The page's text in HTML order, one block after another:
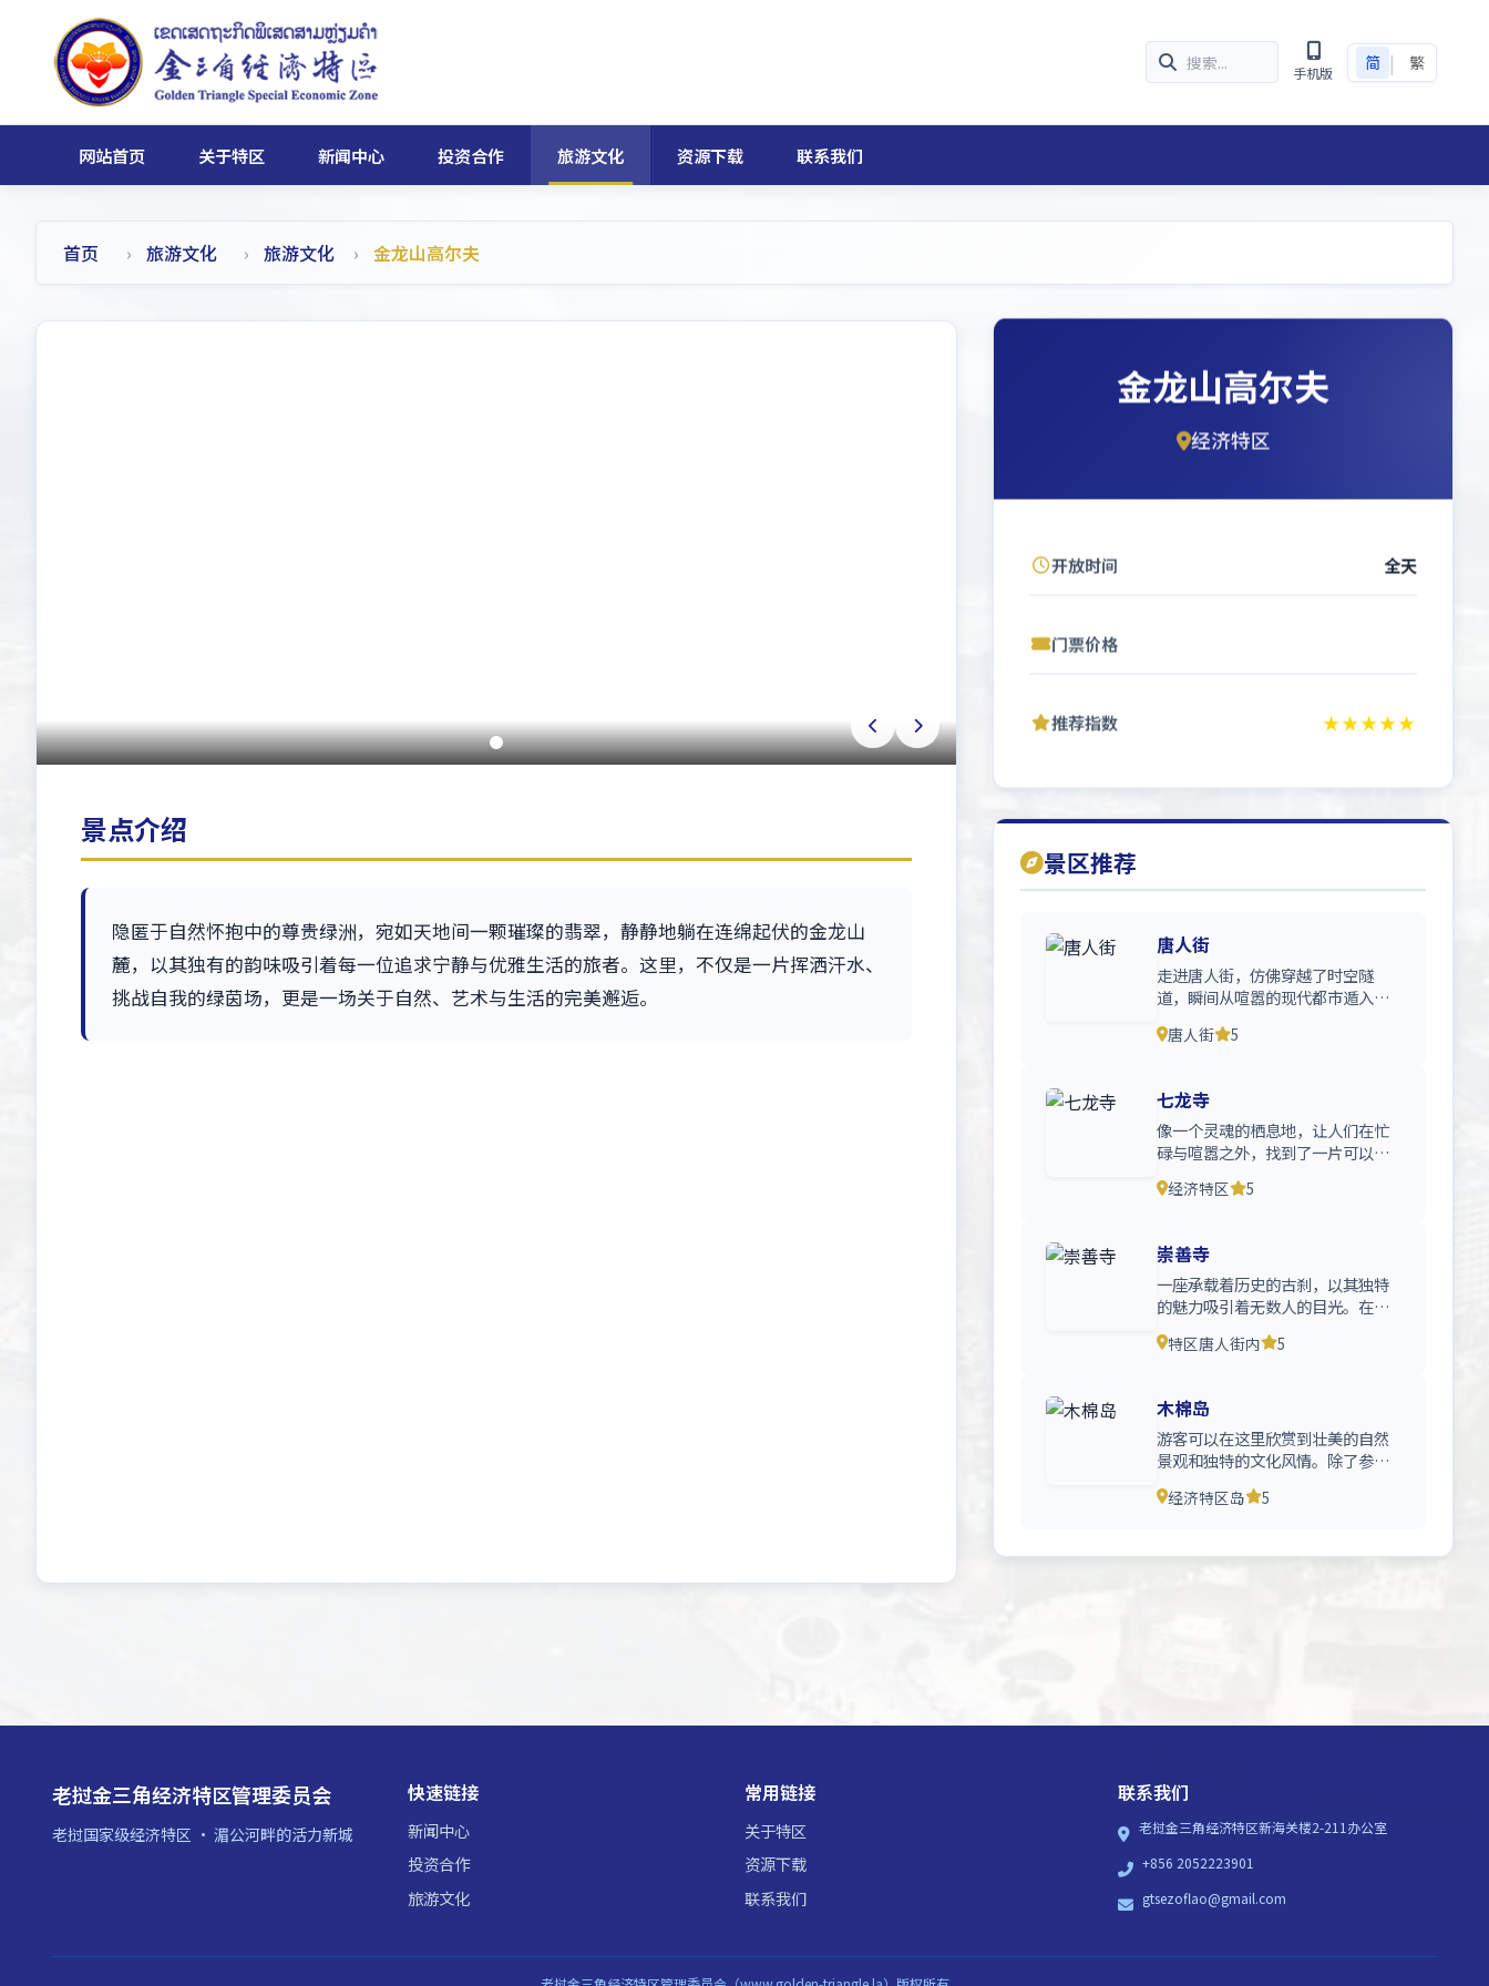
手机版
简 | 繁
网站首页 关于特区 新闻中心 投资合作 旅游文化 资源下载 联系我们
首页 旅游文化 旅游文化 金龙山高尔夫
景点介绍
隐匿于自然怀抱中的尊贵绿洲，宛如天地间一颗璀璨的翡翠，静静地躺在连绵起伏的金龙山
麓，以其独有的韵味吸引着每一位追求宁静与优雅生活的旅者。这里，不仅是一片挥洒汗水、
挑战自我的绿茵场，更是一场关于自然、艺术与生活的完美邂逅。
金龙山高尔夫
经济特区
开放时间 全天
门票价格
推荐指数 ★★★★★
景区推荐
唐人街
走进唐人街，仿佛穿越了时空隧
道，瞬间从喧嚣的现代都市遁入了
唐人街 5
七龙寺
像一个灵魂的栖息地，让人们在忙
碌与喧嚣之外，找到了一片可以安
经济特区 5
崇善寺
一座承载着历史的古刹，以其独特
的魅力吸引着无数人的目光。在这
特区唐人街内 5
木棉岛
游客可以在这里欣赏到壮美的自然
景观和独特的文化风情。除了参观
经济特区岛 5
老挝金三角经济特区管理委员会
老挝国家级经济特区 · 湄公河畔的活力新城
快速链接
新闻中心
投资合作
旅游文化
常用链接
关于特区
资源下载
联系我们
联系我们
老挝金三角经济特区新海关楼2-211办公室
+856 2052223901
gtsezoflao@gmail.com